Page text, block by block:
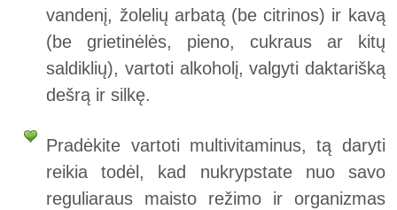
vandenį, žolelių arbatą (be citrinos) ir kavą
(be grietinėlės, pieno, cukraus ar kitų
saldiklių), vartoti alkoholį, valgyti daktarišką
dešrą ir silkę.
Pradėkite vartoti multivitaminus, tą daryti
reikia todėl, kad nukrypstate nuo savo
reguliaraus maisto režimo ir organizmas